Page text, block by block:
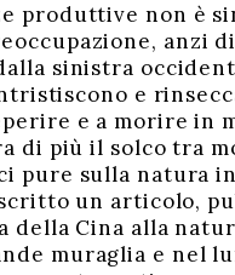
produttive non è
anzi
sinistra
e
e a morire in
di più il solco tra
pure sulla natura
un articolo,
della Cina alla
muraglia e nel